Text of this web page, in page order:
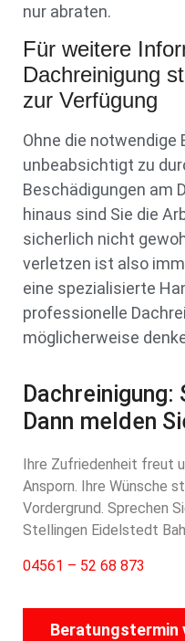
nur abraten.
Für weitere
Dachreinigung
zur Verfügung
Ohne die notwendige
unbeabsichtigt zu
Beschädigungen am
hinaus sind Sie die
sicherlich nicht
verletzen ist also
eine spezialisierte
professionelle
möglicherweise
Dachreinigung:
Dann melden
Ihre Zufriedenheit freut
Ansporn. Ihre Wünsche
Vordergrund. Sprechen
Stellingen Eidelstedt
04561 – 52 68 873
Beratungstermin